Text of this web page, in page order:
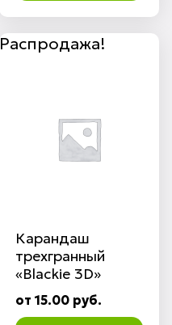
Распродажа!
Карандаш
трехгранный
«Blackie 3D»
от 15.00 руб.